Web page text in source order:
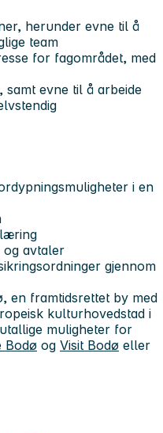
herunder evne til å
team
for fagområdet, med
samt evne til å arbeide
i en
og avtaler
gjennom
en framtidsrettet by med
kulturhovedstad i
muligheter for
Bodø og Visit Bodø eller